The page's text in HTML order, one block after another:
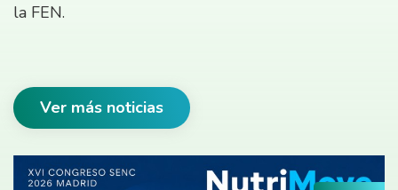
la FEN.
Ver más noticias